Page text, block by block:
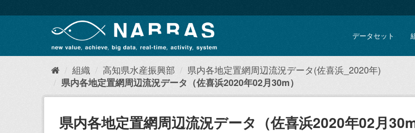
キ
て
データセット
組織 高知県水産振興部
県内各地定置網周辺流況データ(佐喜浜_2020年)
県内各地定置網周辺流況データ（佐喜浜2020年02月30m）
県内各地定置網周辺流況データ（佐喜浜2020年02月30m